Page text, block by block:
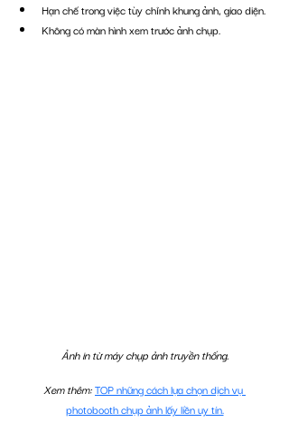
Hạn chế trong việc tùy chỉnh khung ảnh, giao diện.
Không có màn hình xem trước ảnh chụp.
Ảnh in từ máy chụp ảnh truyền thống.
Xem thêm: TOP những cách lựa chọn dịch vụ
photobooth chụp ảnh lấy liền uy tín.